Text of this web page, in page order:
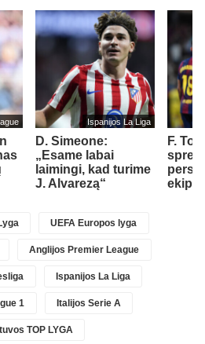
Ispanijos La Liga
D. Simeone:
„Esame labai
laimingi, kad turime
J. Alvarezą“
F.
ekipą
UEFA Europos lyga
Anglijos Premier League
Ispanijos La Liga
1 Italijos Serie A
TOP LYGA